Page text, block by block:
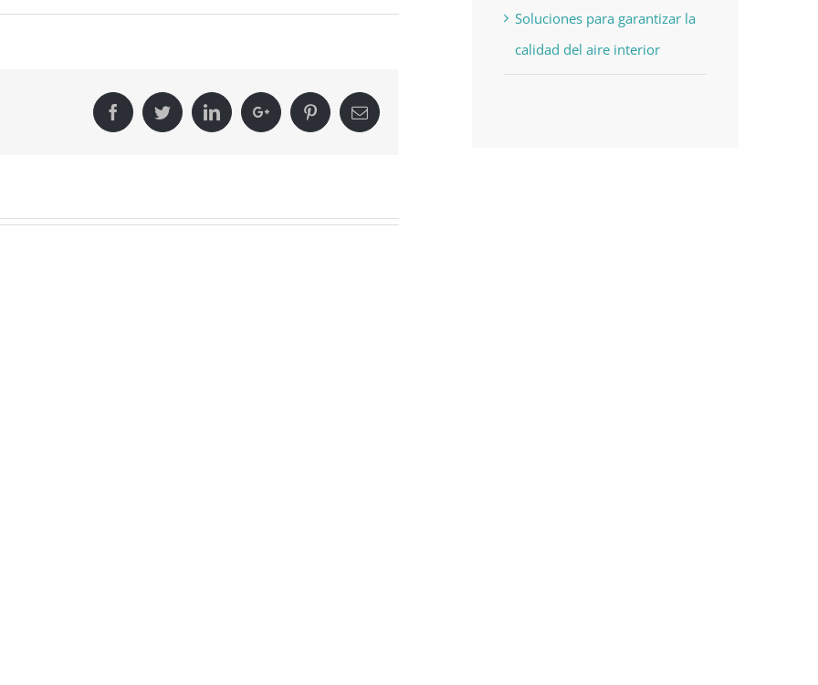
FacebookTwitterLinkedinGoogle+ PinterestEmail
Soluciones para garantizar la
calidad del aire interior